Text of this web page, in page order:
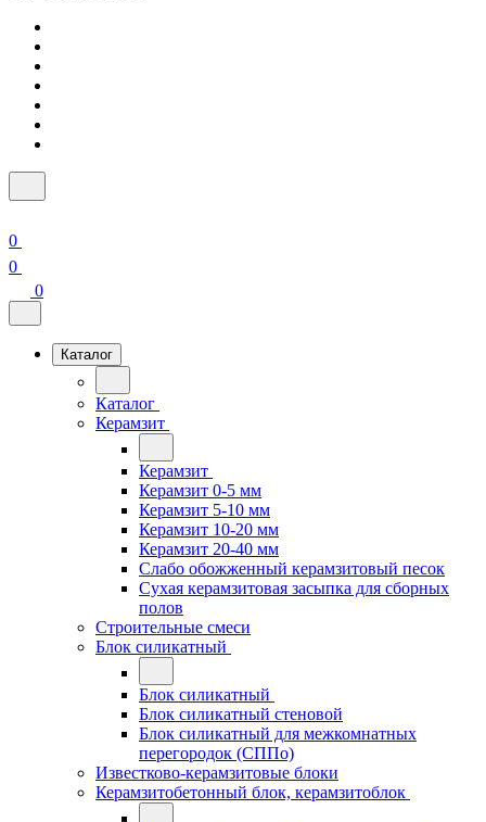
0
0
0
Каталог
Каталог
Керамзит
Керамзит
Керамзит 0-5 мм
Керамзит 5-10 мм
Керамзит 10-20 мм
Керамзит 20-40 мм
Слабо обожженный керамзитовый песок
Сухая керамзитовая засыпка для сборных
полов
Строительные смеси
Блок силикатный
Блок силикатный
Блок силикатный стеновой
Блок силикатный для межкомнатных
перегородок (СППо)
Известково-керамзитовые блоки
Керамзитобетонный блок, керамзитоблок